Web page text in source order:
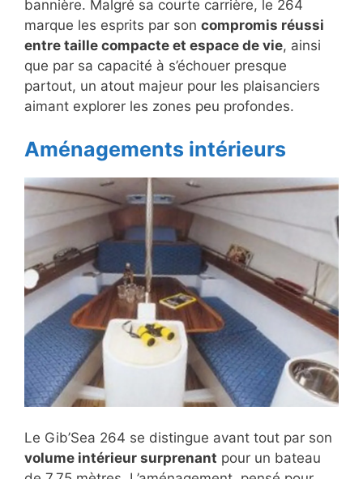
bannière. Malgré sa courte carrière, le 264
marque les esprits par son compromis réussi
entre taille compacte et espace de vie, ainsi
que par sa capacité à s’échouer presque
partout, un atout majeur pour les plaisanciers
aimant explorer les zones peu profondes.
Aménagements intérieurs
Le Gib’Sea 264 se distingue avant tout par son
volume intérieur surprenant pour un bateau